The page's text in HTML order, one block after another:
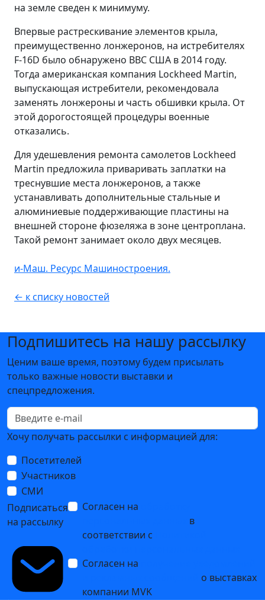
на земле сведен к минимуму.
Впервые растрескивание элементов крыла,
преимущественно лонжеронов, на истребителях
F-16D было обнаружено ВВС США в 2014 году.
Тогда американская компания Lockheed Martin,
выпускающая истребители, рекомендовала
заменять лонжероны и часть обшивки крыла. От
этой дорогостоящей процедуры военные
отказались.
Для удешевления ремонта самолетов Lockheed
Martin предложила приваривать заплатки на
треснувшие места лонжеронов, а также
устанавливать дополнительные стальные и
алюминиевые поддерживающие пластины на
внешней стороне фюзеляжа в зоне центроплана.
Такой ремонт занимает около двух месяцев.
и-Маш. Ресурс Машиностроения.
← к списку новостей
Подпишитесь на нашу рассылку
Ценим ваше время, поэтому будем присылать
только важные новости выставки и
спецпредложения.
Хочу получать рассылки с информацией для:
Посетителей
Участников
СМИ
Подписаться
на рассылку
Согласен на
в
соответствии с
Согласен на
о выставках
компании MVK